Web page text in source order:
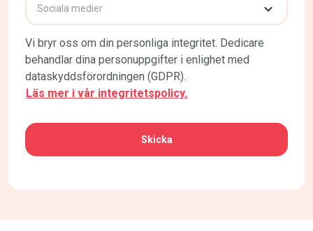
Vi bryr oss om din personliga integritet. Dedicare
behandlar dina personuppgifter i enlighet med
dataskyddsförordningen (GDPR).
Läs mer i vår integritetspolicy.
CAPTCHA